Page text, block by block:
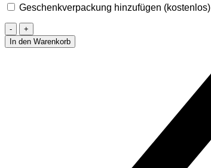
Geschenkverpackung hinzufügen (kostenlos)
Halskette
Lebensbaum
Menge
In den Warenkorb